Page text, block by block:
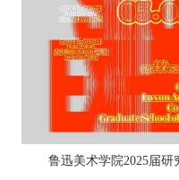
鲁迅美术学院2025届